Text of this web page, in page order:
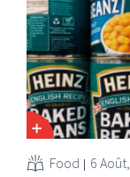
cette
Food 6